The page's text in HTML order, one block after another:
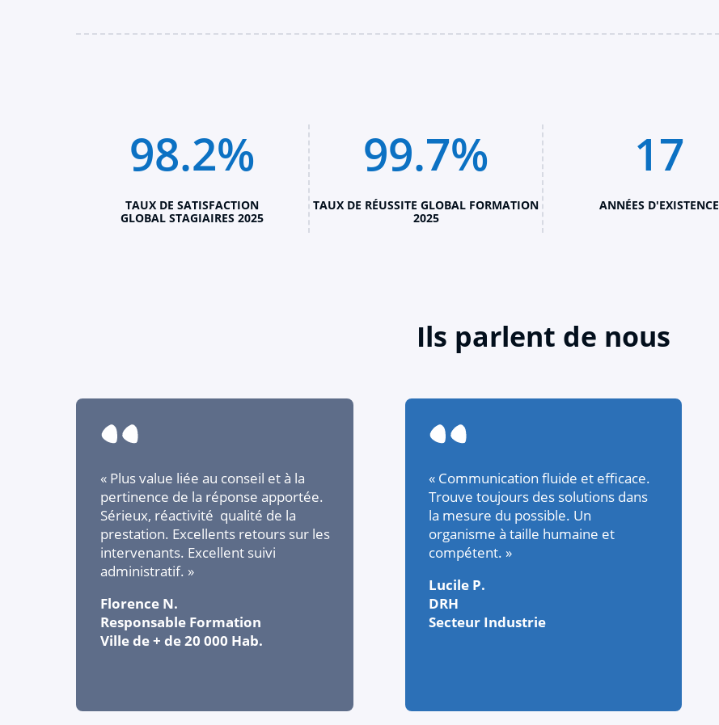
98.2%
TAUX DE SATISFACTION
GLOBAL STAGIAIRES 2025
99.7%
TAUX DE RÉUSSITE GLOBAL FORMATION
2025
17
ANNÉES D'EXISTENCE
Ils parlent de nous
« Plus value liée au conseil et à la
pertinence de la réponse apportée.
Sérieux, réactivité qualité de la
prestation. Excellents retours sur les
intervenants. Excellent suivi
administratif. »
Florence N.
Responsable Formation
Ville de + de 20 000 Hab.
« Communication fluide et efficace.
Trouve toujours des solutions dans
la mesure du possible. Un
organisme à taille humaine et
compétent. »
Lucile P.
DRH
Secteur Industrie